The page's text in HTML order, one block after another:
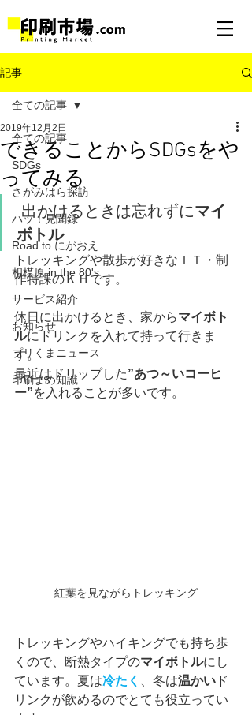
記事
全ての記事
SDGs
さがみはら探訪
ハッ！見聞録
Road to にがおえ
相模原 in the 80's
サービス紹介
お知らせ
プリくまニュース
印刷まめ知識
全ての記事
できることからSDGsをや
ってみる
2019年12月2日
出かけるときは忘れずにマイ
ボトル
トレッキングや散歩が好きなＩＴ・制
作特課のＫＨです。
休日に出かけるとき、家からマイボト
ルにドリンクを入れて持って行きま
す。
最近はドリップした”あつ～いコーヒ
ー”を入れることが多いです。
紅葉を見ながらトレッキング
トレッキングやハイキングでも持ち歩
くので、断熱タイプのマイボトルにし
ています。夏は冷たく 、冬は温かい ド
リンクが飲めるのでとても役立ってい